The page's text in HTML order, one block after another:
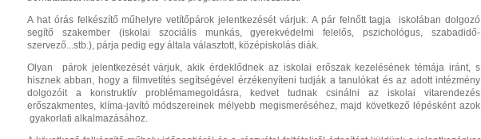
A hat órás felkészítő műhelyre vetítőpárok jelentkezését várjuk. A pár felnőtt tagja iskolában dolgozó
segítő szakember (iskolai szociális munkás, gyerekvédelmi felelős, pszichológus, szabadidő-
szervező...stb.), párja pedig egy általa választott, középiskolás diák.
Olyan párok jelentkezését várjuk, akik érdeklődnek az iskolai erőszak kezelésének témája iránt, s
hisznek abban, hogy a filmvetítés segítségével érzékenyíteni tudják a tanulókat és az adott intézmény
dolgozóit a konstruktív problémamegoldásra, kedvet tudnak csinálni az iskolai vitarendezés
erőszakmentes, klíma-javító módszereinek mélyebb megismeréséhez, majd következő lépésként azok
gyakorlati alkalmazásához.